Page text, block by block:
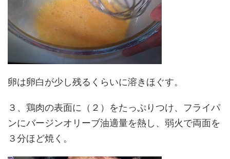
卵は卵白が少し残るくらいに溶きほぐす。
３、鶏肉の表面に（２）をたっぷりつけ、フライパ
ンにバージンオリーブ油適量を熱し、弱火で両面を
３分ほど焼く。